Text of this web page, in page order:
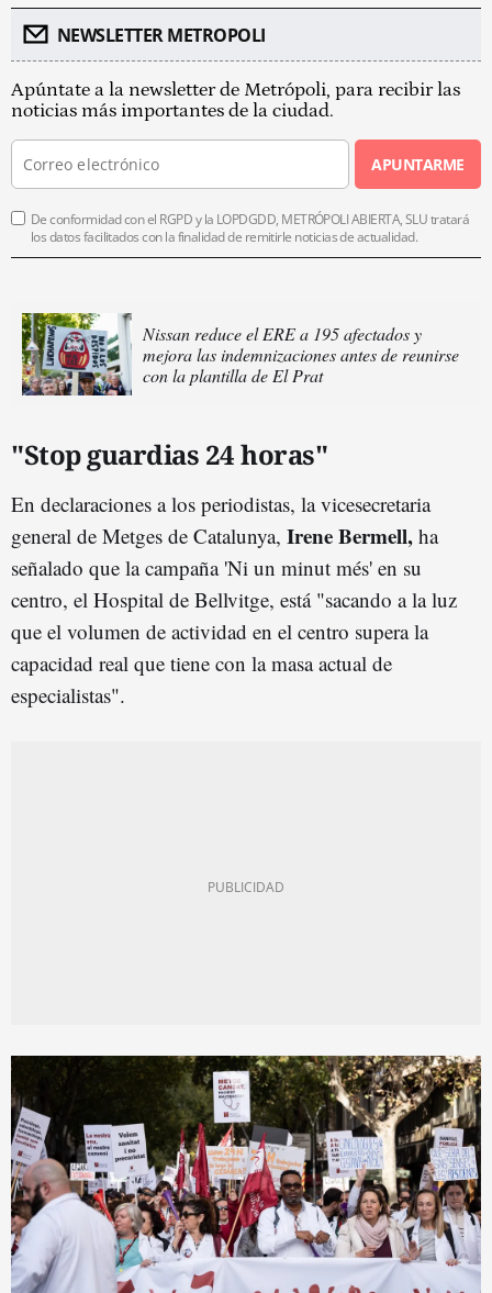
NEWSLETTER METROPOLI
Apúntate a la newsletter de Metrópoli, para recibir las
noticias más importantes de la ciudad.
APUNTARME
De conformidad con el RGPD y la LOPDGDD, METRÓPOLI ABIERTA, SLU tratará
los datos facilitados con la finalidad de remitirle noticias de actualidad.
Nissan reduce el ERE a 195 afectados y
mejora las indemnizaciones antes de reunirse
con la plantilla de El Prat
"Stop guardias 24 horas"
En declaraciones a los periodistas, la vicesecretaria
general de Metges de Catalunya, Irene Bermell, ha
señalado que la campaña 'Ni un minut més' en su
centro, el Hospital de Bellvitge, está "sacando a la luz
que el volumen de actividad en el centro supera la
capacidad real que tiene con la masa actual de
especialistas".